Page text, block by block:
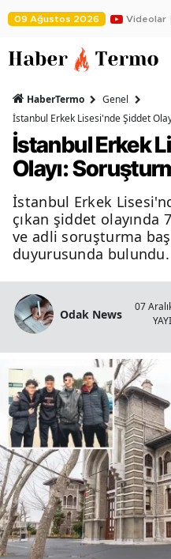
09 Ağustos 2026 Videolar
HaberTermo
Genel
İstanbul Erkek Lisesi'nde Şiddet
İstanbul Erkek
Olayı:
İstanbul Erkek
çıkan şiddet olayında
ve adli soruşturma
duyurusunda bulundu.
Odak News
07